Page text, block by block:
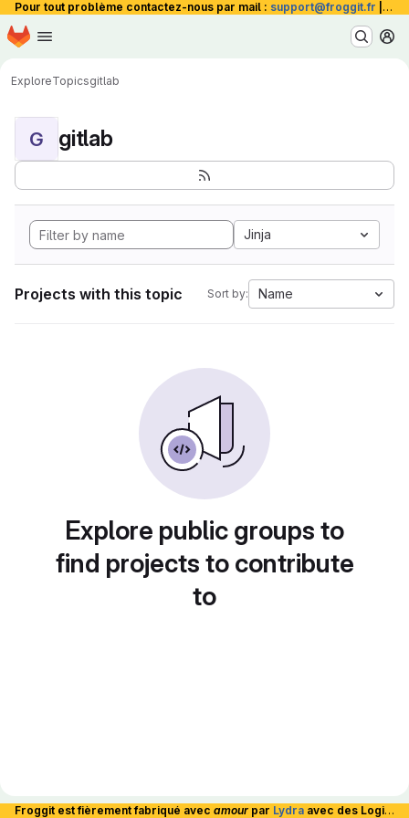
Pour tout problème contactez-nous par mail : support@froggit.fr La
Skip to main content
Homepage
ExploreTopicsgitlab
G gitlab
Jinja
Projects with this topic Sort by: Name
Explore public groups to
find projects to contribute
to
Froggit est fièrement fabriqué avec amour par Lydra avec des Logiciels Libres et hébergé en